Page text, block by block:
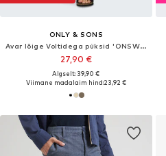
ONLY & SONS
Avar lõige Voltidega püksid 'ONSWill'
27,90 €
Algselt: 39,90 €
Viimane madalaim hind:23,92 €